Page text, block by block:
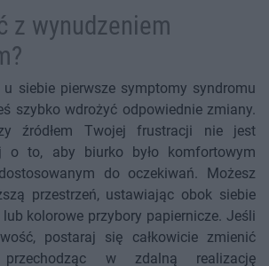
z wynudzeniem
siebie pierwsze symptomy syndromu
szybko wdrożyć odpowiednie zmiany.
źródłem Twojej frustracji nie jest
o to, aby biurko było komfortowym
do oczekiwań. Możesz
przestrzeń, ustawiając obok siebie
kolorowe przybory papiernicze. Jeśli
postaraj się całkowicie zmienić
w zdalną realizację